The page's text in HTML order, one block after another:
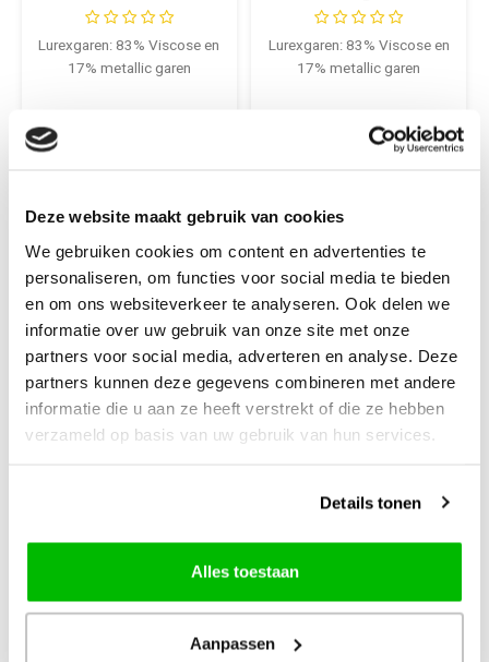
Deze website maakt gebruik van cookies
We gebruiken cookies om content en advertenties te
personaliseren, om functies voor social media te bieden
en om ons websiteverkeer te analyseren. Ook delen we
informatie over uw gebruik van onze site met onze
partners voor social media, adverteren en analyse. Deze
partners kunnen deze gegevens combineren met andere
informatie die u aan ze heeft verstrekt of die ze hebben
verzameld op basis van uw gebruik van hun services.
Details tonen
Alles toestaan
Aanpassen
Lurexgaren: 83% Viscose en
17% metallic garen
Lurexgaren: 83% Viscose en
17% metallic garen
€3,95
Lurexgaren: 83% Viscose en